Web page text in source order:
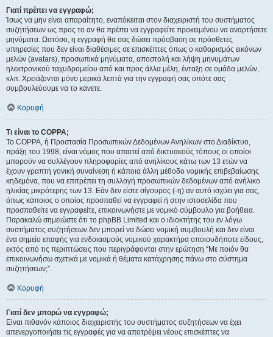
Γιατί πρέπει να εγγραφώ;
Ίσως να μην είναι απαραίτητο, εναπόκειται στον διαχειριστή του συστήματος
συζητήσεων ως προς το αν θα πρέπει να εγγραφείτε προκειμένου να αναρτήσετε
μηνύματα. Ωστόσο, η εγγραφή θα σας δώσει πρόσβαση σε πρόσθετες
υπηρεσίες που δεν είναι διαθέσιμες σε επισκέπτες όπως ο καθορισμός εικόνων
μελών (avatars), προσωπικά μηνύματα, αποστολή και λήψη μηνυμάτων
ηλεκτρονικού ταχυδρομείου από και προς άλλα μέλη, ένταξη σε ομάδα μελών,
κλπ. Χρειάζονται μόνο μερικά λεπτά για την εγγραφή σας οπότε σας
συμβουλεύουμε να το κάνετε.
Κορυφή
Τι είναι το COPPA;
Το COPPA, ή Προστασία Προσωπικών Δεδομένων Ανηλίκων στο Διαδίκτυο,
πράξη του 1998, είναι νόμος που απαιτεί από δικτυακούς τόπους οι οποίοι
μπορούν να συλλέγουν πληροφορίες από ανηλίκους κάτω των 13 ετών να
έχουν γραπτή γονική συναίνεση ή κάποια άλλη μέθοδο νομικής επιβεβαίωσης
κηδεμόνα, που να επιτρέπει τη συλλογή προσωπικών δεδομένων από ανήλικο
ηλικίας μικρότερης των 13. Εάν δεν είστε σίγουρος (-η) αν αυτό ισχύει για σας,
όπως κάποιος ο οποίος προσπαθεί να εγγραφεί ή στην ιστοσελίδα που
προσπαθείτε να εγγραφείτε, επικοινωνήστε με νομικό σύμβουλο για βοήθεια.
Παρακαλώ σημειώστε ότι το phpBB Limited και ο ιδιοκτήτης του εν λόγω
συστήματος συζητήσεων δεν μπορεί να δώσει νομική συμβουλή και δεν είναι
ένα σημείο επαφής για ενδοιασμούς νομικού χαρακτήρα οποιουδήποτε είδους,
εκτός από τις περιπτώσεις που περιγράφονται στην ερώτηση “Με ποιόν θα
επικοινωνήσω σχετικά με νομικά ή θέματα κατάχρησης πάνω στο σύστημα
συζητήσεων;”.
Κορυφή
Γιατί δεν μπορώ να εγγραφώ;
Είναι πιθανόν κάποιος διαχειριστής του συστήματος συζητήσεων να έχει
απενεργοποιήσει τις εγγραφές για να αποτρέψει νέους επισκέπτες να